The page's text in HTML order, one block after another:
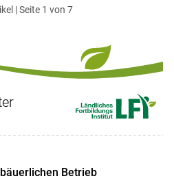
zum
| Seite 1 von 7
Betrieb